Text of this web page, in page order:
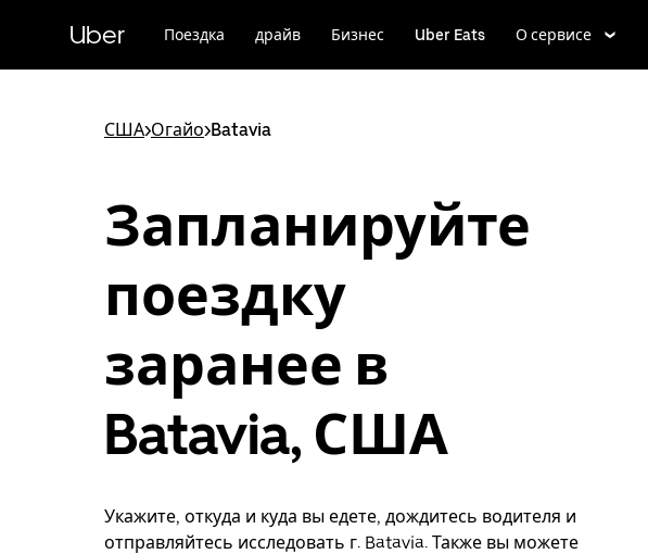
к
Uber Поездка драйв Бизнес Uber Eats О сервисе
США>Огайо>Batavia
Запланируйте
поездку
заранее в
Batavia, США
Укажите, откуда и куда вы едете, дождитесь водителя и
отправляйтесь исследовать г. Batavia. Также вы можете